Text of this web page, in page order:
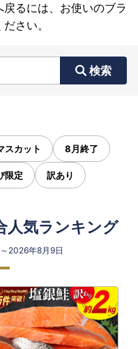
るには、お使いのブラ
さい。
検索
スカット 8月終了
限定 訳あり
気ランキング
2026年8月9日